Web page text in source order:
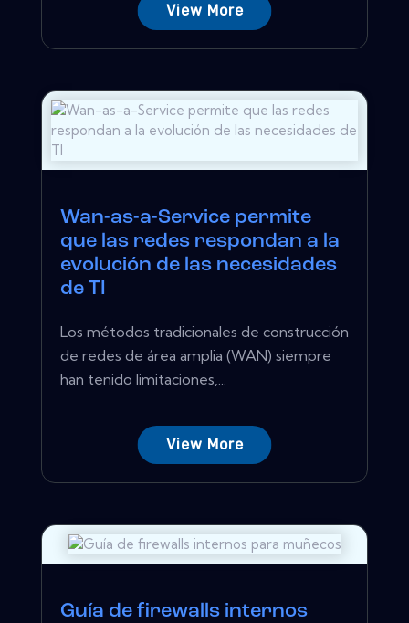
View More
Wan-as-a-Service permite
que las redes respondan a la
evolución de las necesidades
de TI
Los métodos tradicionales de construcción
de redes de área amplia (WAN) siempre
han tenido limitaciones,...
View More
Guía de firewalls internos